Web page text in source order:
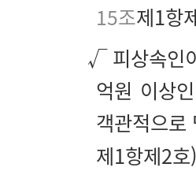
15조제1항
√ 피상속인
억원 이상
객관적으로
제1항제2